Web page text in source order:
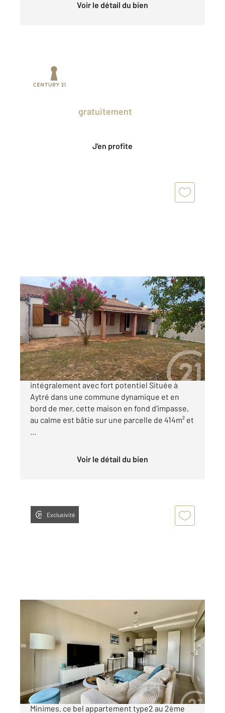
Voir le détail du bien
gratuitement
J'en profite
AYTRE 17
99 m2, 4 pièces
Ref : 18557
Maison à vendre
338 100 €
Aytré Maison de plain-pied au calme à rénover
intégralement avec fort potentiel Située à
Aytré dans une commune dynamique et en
bord de mer, cette maison en fond d'impasse,
au calme est bâtie sur une parcelle de 414m² et
...
Voir le détail du bien
Exclusivité
LA ROCHELLE 17
Ref : 18496
Appartement F2 à vendre
223 000 €
La Rochelle, niché dans le quartier prisé des
Minimes. ce bel appartement type2 au 2ème